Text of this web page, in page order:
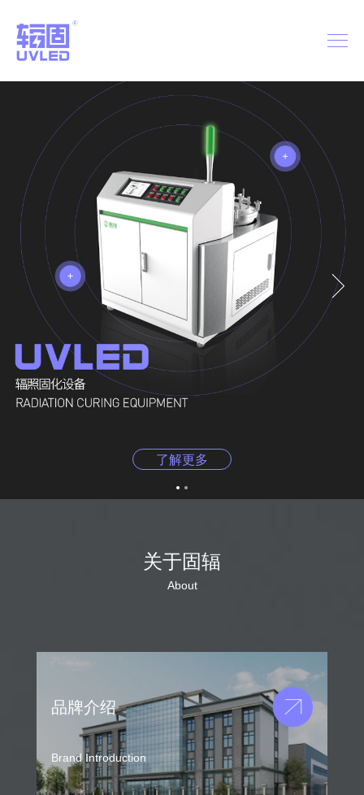
首页
关于辐固
产品系列
视频专题
新闻中心
品牌战略
联系我们
了解更多
关于固辐
About
品牌介绍
Brand Introduction